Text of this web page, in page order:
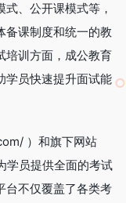
、公开课模式等，
备课制度和统一的教
培训方面，成公教育
学员快速提升面试能
）和旗下网站
学员提供全面的考试
台不仅覆盖了各类考